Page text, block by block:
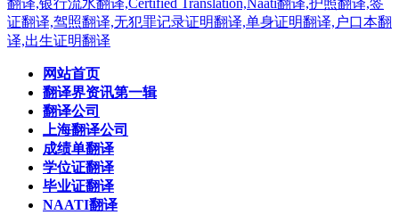
网站首页
翻译界资讯第一辑
翻译公司
上海翻译公司
成绩单翻译
学位证翻译
毕业证翻译
NAATI翻译